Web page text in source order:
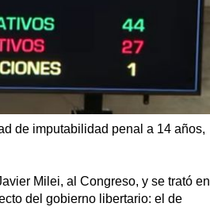
de imputabilidad penal a 14 años,
Milei, al Congreso, y se trató en
del gobierno libertario: el de